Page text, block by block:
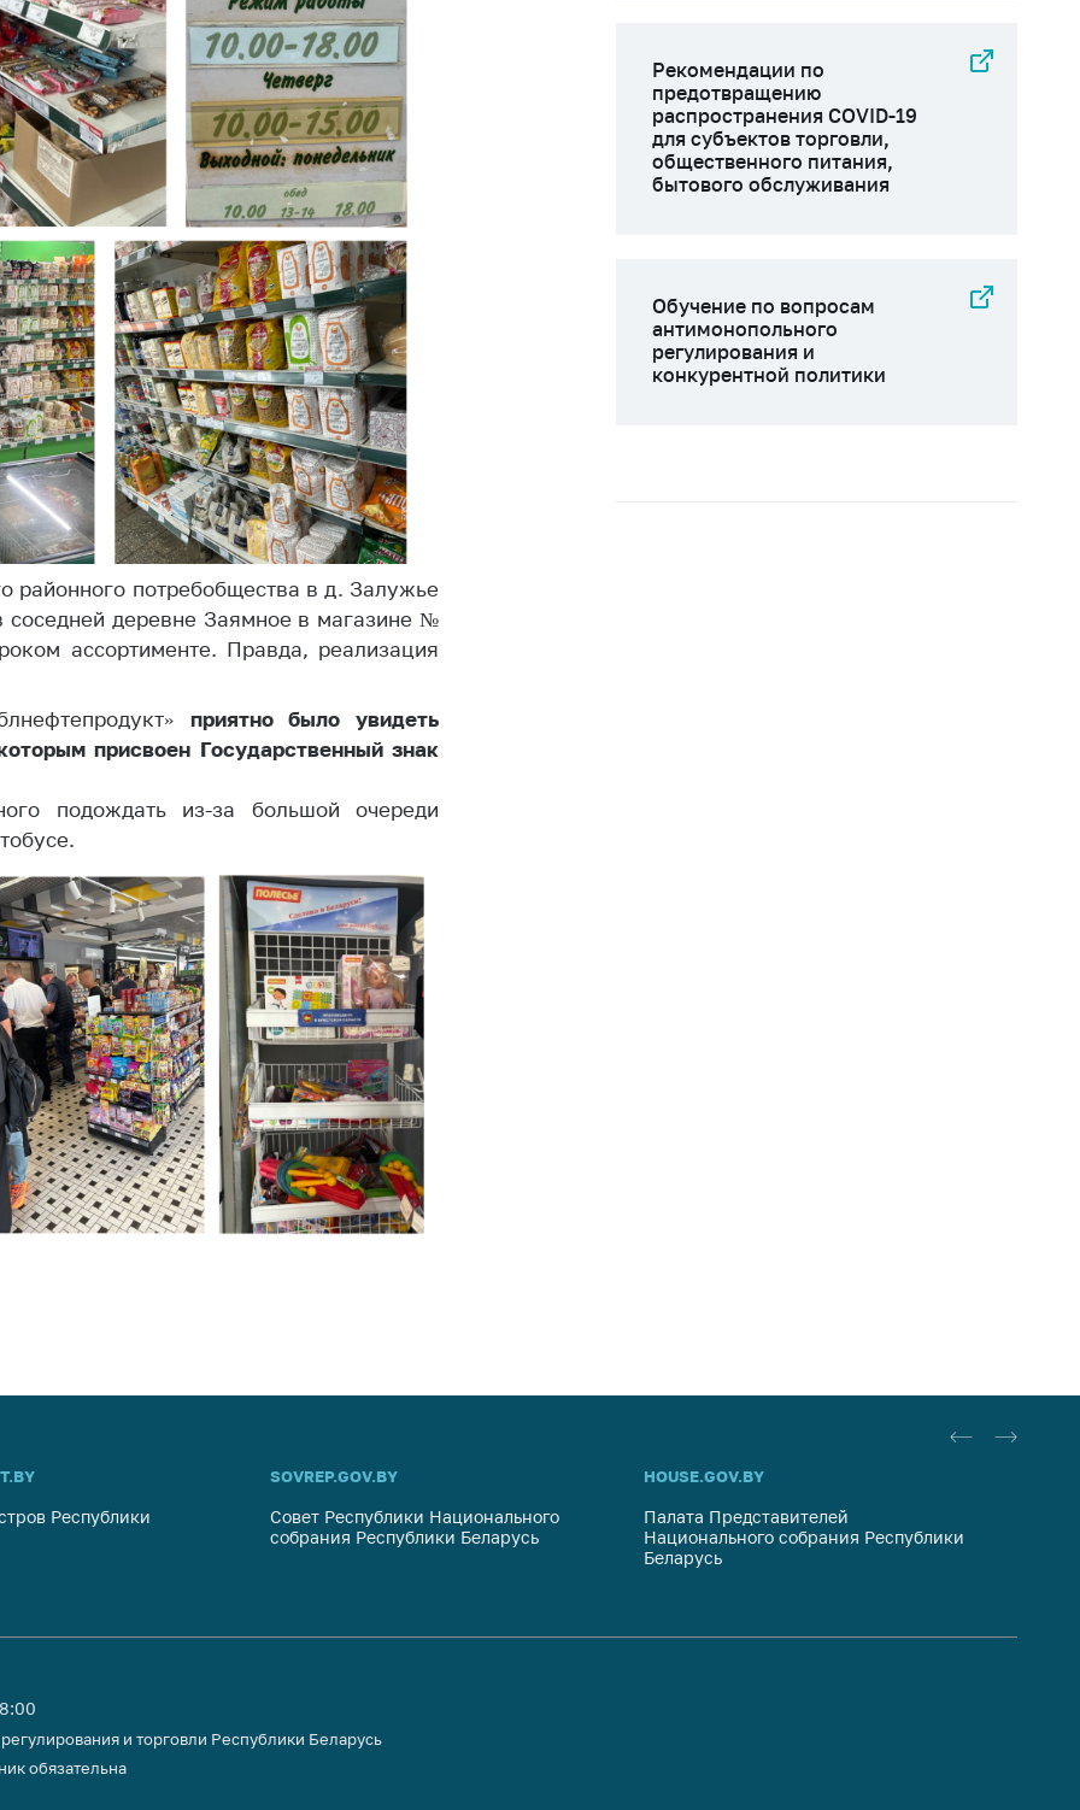
ведения
по
19 для
бытового
по
районного потребобщества в д. Залужье
деревне Заямное в магазине №
ассортименте. Правда, реализация
приятно было увидеть
присвоен Государственный знак
подождать из-за большой очереди
Рекомендации по
предотвращению
распространения COVID-19
для субъектов торговли,
общественного питания,
бытового обслуживания
Обучение по вопросам
антимонопольного
регулирования и
конкурентной политики
Республики
SOVREP.GOV.BY
Совет Республики Национального
собрания Республики Беларусь
HOUSE.GOV.BY
Палата Представителей
Национального собрания Республики
Беларусь
и торговли Республики Беларусь
обязательна